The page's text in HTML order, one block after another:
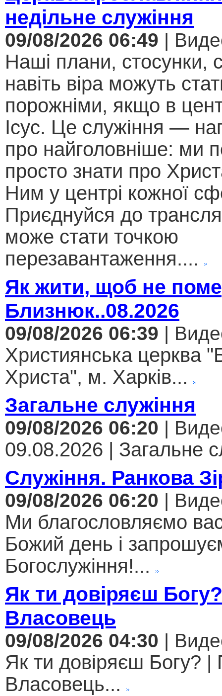
недільне служіння
09/08/2026 06:49 |
Наші плани, стосунки,
навіть віра можуть
порожніми, якщо в
Ісус. Це служіння —
про найголовніше: ми
просто знати про
Ним у центрі кожної
Приєднуйся до
може стати точкою
перезавантаження....
Як жити, щоб не
Близнюк..08.2026
09/08/2026 06:39 |
Християнська церква
Христа", м. Харків...
Загальне служіння
09/08/2026 06:20 |
09.08.2026 | Загальне
Служіння. Ранкова
09/08/2026 06:20 |
Ми благословляємо
Божий день і
Богослужіння!...
Як ти довіряєш
Власовець
09/08/2026 04:30 |
Як ти довіряєш Богу? |
Власовець...